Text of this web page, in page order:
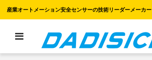
産業オートメーション安全センサーの技術リーダーメーカー